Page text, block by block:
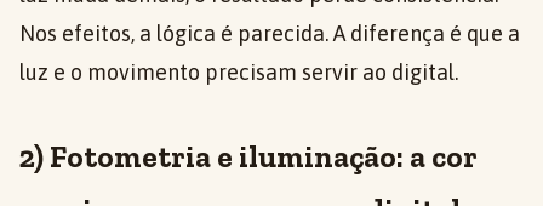
Nos efeitos, a lógica é parecida. A diferença é que a
luz e o movimento precisam servir ao digital.
2) Fotometria e iluminação: a cor